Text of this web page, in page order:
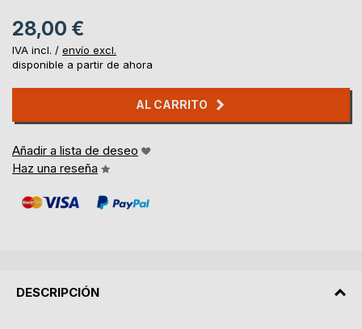
28,00 €
IVA incl. / envío excl.
disponible a partir de ahora
AL CARRITO
Añadir a lista de deseo
Haz una reseña
DESCRIPCIÓN